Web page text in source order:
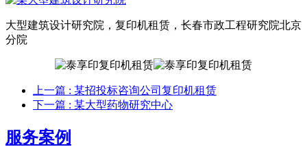
大型建筑设计研究院，复印机租赁，长春市政工程研究院北京
分院
上一篇 : 某招投标咨询公司复印机租赁
下一篇 : 某大型药物研究中心
服务案例